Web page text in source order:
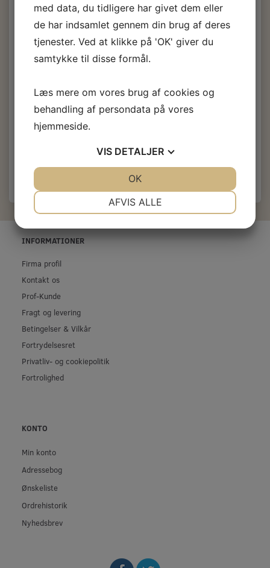
Hempel Textile Protect
½ L.
105,12 DKKu/Moms )
146,00 DKKm/Moms
14,60 DKK
Læg i kurv
INFORMATIONER
Firma profil
Kontakt os
Prof-Kunde
Fragt og levering
Betingelser & Vilkår
Fortrydelsesret
Privatliv- og cookiepolitik
Fortrolighed
KONTO
Min konto
Adressebog
Ønskeliste
Ordrehistorik
Nyhedsbrev
med data, du tidligere har givet dem eller
de har indsamlet gennem din brug af deres
tjenester. Ved at klikke på 'OK' giver du
samtykke til disse formål.
Læs mere om vores brug af cookies og
behandling af persondata på vores
hjemmeside.
VIS DETALJER
MARKETING
AFVIS ALLE
OK